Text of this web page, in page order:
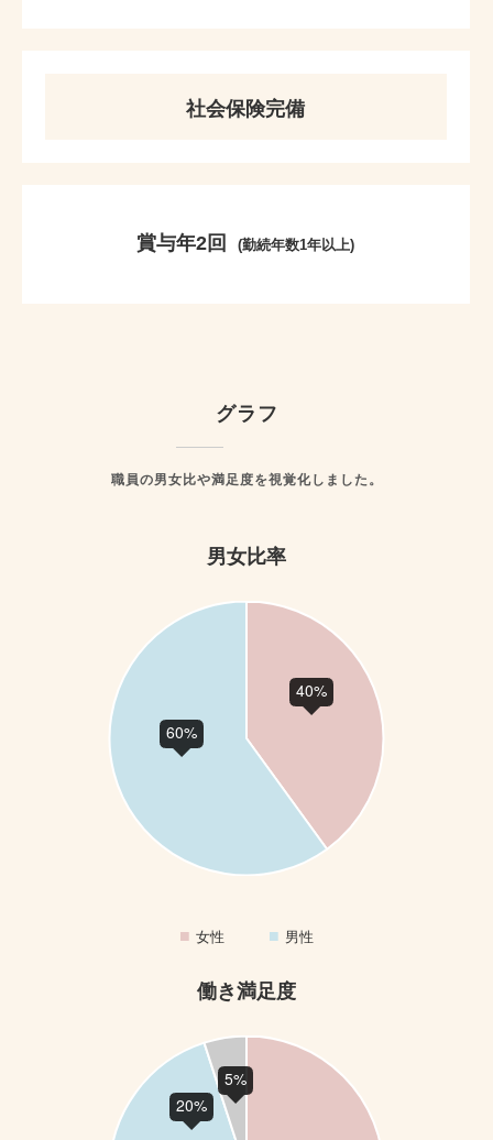
賞与年2回 (勤続年数1年以上)
社会保険完備
グラフ
職員の男女比や満足度を視覚化しました。
働き満足度
男女比率
女性 男性